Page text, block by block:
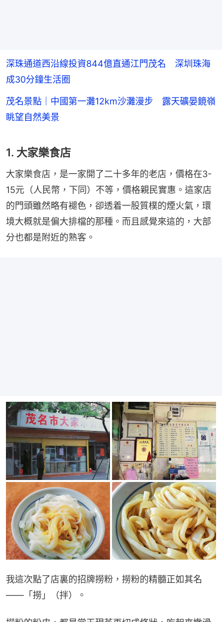
深珠通道西沿線投資844億直通江門茂名 深圳珠海
成30分鐘生活圈
茂名景點｜中國第一灘12km沙灘漫步 露天礦晏鏡嶺
眺望自然美景
1. 大家樂食店
大家樂食店，是一家開了二十多年的老店，價格在3-
15元（人民幣，下同）不等，價格親民實惠。這家店
的門頭雖然略有褪色，卻透着一股質樸的煙火氣，環
境大概就是偏大排檔的那種。而且感覺來這的，大部
分也都是附近的熟客。
我這次點了店裏的招牌撈粉，撈粉的精髓正如其名
——「撈」（拌）。